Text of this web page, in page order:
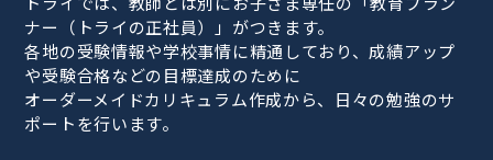
ナー（トライの正社員）」がつきます。
各地の受験情報や学校事情に精通しており、成績アップ
や受験合格などの目標達成のために
オーダーメイドカリキュラム作成から、日々の勉強のサ
ポートを行います。